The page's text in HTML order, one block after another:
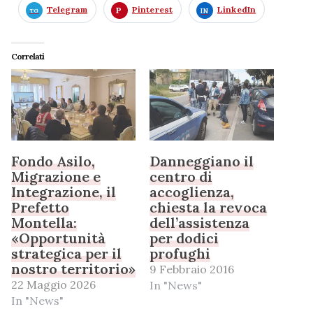
Telegram Pinterest LinkedIn
Correlati
Fondo Asilo,
Migrazione e
Integrazione, il
Prefetto
Montella:
«Opportunità
strategica per il
nostro territorio»
22 Maggio 2026
In "News"
Danneggiano il
centro di
accoglienza,
chiesta la revoca
dell’assistenza
per dodici
profughi
9 Febbraio 2016
In "News"